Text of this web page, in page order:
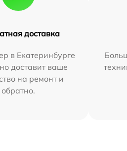
доставка
в Екатеринбурге
доставит ваше
на ремонт и
обратно.